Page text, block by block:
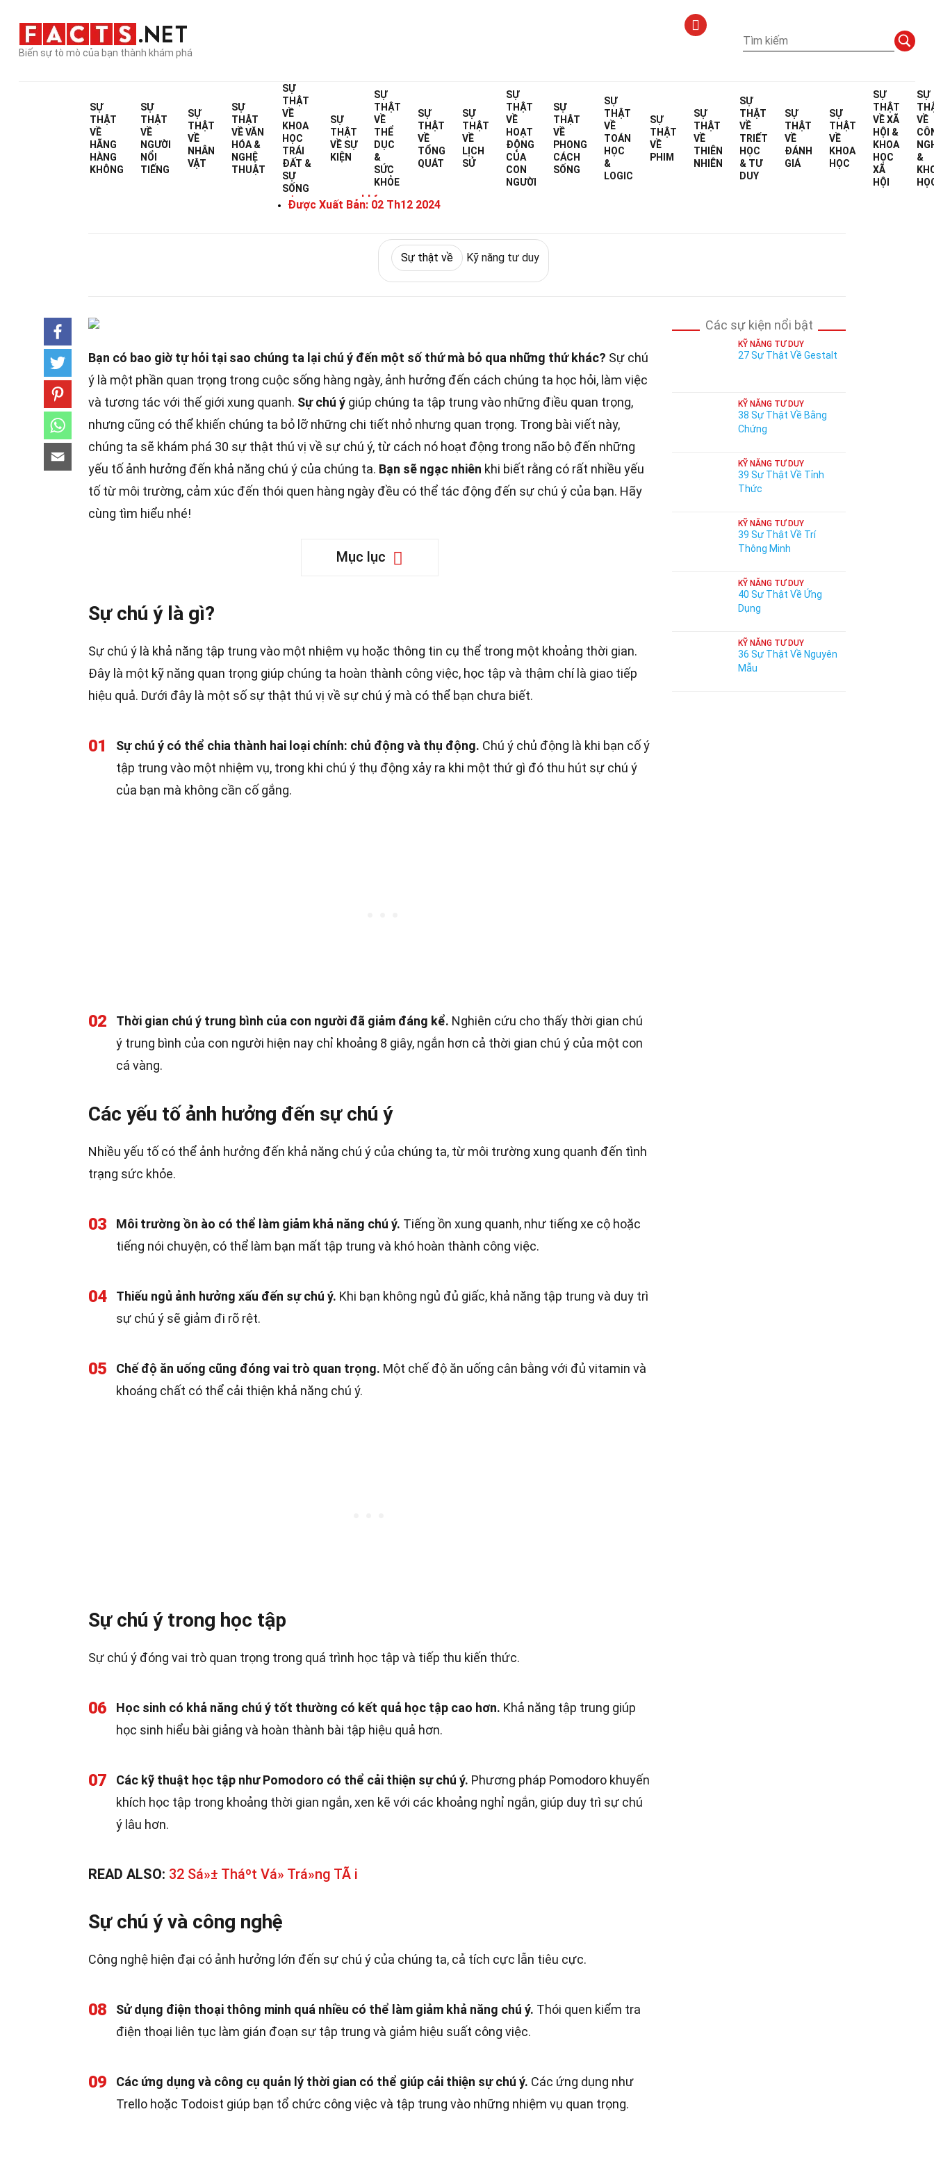
Biến sự tò mò của bạn thành khám phá
SỰ
THẬT
VỀ
HÃNG
HÀNG
KHÔNG
SỰ
THẬT
VỀ
NGƯỜI
NỔI
TIẾNG
SỰ
THẬT
VỀ
NHÂN
VẬT
SỰ
THẬT
VỀVĂN
HÓA &
NGHỆ
THUẬT
SỰ
THẬT
VỀ
KHOA
HỌC
TRÁI
ĐẤT &
SỰ
SỐNG
SỰ
THẬT
VỀ SỰ
KIỆN
SỰ
THẬT
VỀ
THỂ
DỤC
&
SỨC
KHỎE
SỰ
THẬT
VỀ
TỔNG
QUÁT
SỰ
THẬT
VỀ
LỊCH
SỬ
SỰ
THẬT
VỀ
HOẠT
ĐỘNG
CỦA
CON
NGƯỜI
SỰ
THẬT
VỀ
PHONG
CÁCH
SỐNG
SỰ
THẬT
VỀ
TOÁN
HỌC
&
LOGIC
SỰ
THẬT
VỀ
PHIM
SỰ
THẬT
VỀ
THIÊN
NHIÊN
SỰ
THẬT
VỀ
TRIẾT
HỌC
& TƯ
DUY
SỰ
THẬT
VỀ
ĐÁNH
GIÁ
SỰ
THẬT
VỀ
KHOA
HỌC
SỰ
THẬT
VỀXÃ
HỘI &
KHOA
HỌC
XÃ
HỘI
SỰ
VỀ
&
Sự thật về Sự thật về Kỹ năng tư duy
30 Sự Thật Về Sự Chú Ý
Được Viết Bởi:
Được Xuất Bản: 02 Th12 2024
Đã được chuyên gia xác minh Hướng dẫn biên tập
Sự thật về Kỹ năng tư duy
Bạn có bao giờ tự hỏi tại sao chúng ta lại chú ý đến một số thứ mà bỏ qua những thứ khác? Sự chú
ý là một phần quan trọng trong cuộc sống hàng ngày, ảnh hưởng đến cách chúng ta học hỏi, làm việc
và tương tác với thế giới xung quanh. Sự chú ý giúp chúng ta tập trung vào những điều quan trọng,
nhưng cũng có thể khiến chúng ta bỏ lỡ những chi tiết nhỏ nhưng quan trọng. Trong bài viết này,
chúng ta sẽ khám phá 30 sự thật thú vị về sự chú ý, từ cách nó hoạt động trong não bộ đến những
yếu tố ảnh hưởng đến khả năng chú ý của chúng ta. Bạn sẽ ngạc nhiên khi biết rằng có rất nhiều yếu
tố từ môi trường, cảm xúc đến thói quen hàng ngày đều có thể tác động đến sự chú ý của bạn. Hãy
cùng tìm hiểu nhé!
Mục lục
Sự chú ý là gì?
Sự chú ý là khả năng tập trung vào một nhiệm vụ hoặc thông tin cụ thể trong một khoảng thời gian.
Đây là một kỹ năng quan trọng giúp chúng ta hoàn thành công việc, học tập và thậm chí là giao tiếp
hiệu quả. Dưới đây là một số sự thật thú vị về sự chú ý mà có thể bạn chưa biết.
01 Sự chú ý có thể chia thành hai loại chính: chủ động và thụ động. Chú ý chủ động là khi bạn cố ý
tập trung vào một nhiệm vụ, trong khi chú ý thụ động xảy ra khi một thứ gì đó thu hút sự chú ý
của bạn mà không cần cố gắng.
02 Thời gian chú ý trung bình của con người đã giảm đáng kể. Nghiên cứu cho thấy thời gian chú
ý trung bình của con người hiện nay chỉ khoảng 8 giây, ngắn hơn cả thời gian chú ý của một con
cá vàng.
Các yếu tố ảnh hưởng đến sự chú ý
Nhiều yếu tố có thể ảnh hưởng đến khả năng chú ý của chúng ta, từ môi trường xung quanh đến tình
trạng sức khỏe.
03 Môi trường ồn ào có thể làm giảm khả năng chú ý. Tiếng ồn xung quanh, như tiếng xe cộ hoặc
tiếng nói chuyện, có thể làm bạn mất tập trung và khó hoàn thành công việc.
04 Thiếu ngủ ảnh hưởng xấu đến sự chú ý. Khi bạn không ngủ đủ giấc, khả năng tập trung và duy trì
sự chú ý sẽ giảm đi rõ rệt.
05 Chế độ ăn uống cũng đóng vai trò quan trọng. Một chế độ ăn uống cân bằng với đủ vitamin và
khoáng chất có thể cải thiện khả năng chú ý.
Sự chú ý trong học tập
Sự chú ý đóng vai trò quan trọng trong quá trình học tập và tiếp thu kiến thức.
06 Học sinh có khả năng chú ý tốt thường có kết quả học tập cao hơn. Khả năng tập trung giúp
học sinh hiểu bài giảng và hoàn thành bài tập hiệu quả hơn.
07 Các kỹ thuật học tập như Pomodoro có thể cải thiện sự chú ý. Phương pháp Pomodoro khuyến
khích học tập trong khoảng thời gian ngắn, xen kẽ với các khoảng nghỉ ngắn, giúp duy trì sự chú
ý lâu hơn.
READ ALSO: 32 Sá»± Tháº­t Vá» Trá»ng TÃ i
Sự chú ý và công nghệ
Công nghệ hiện đại có ảnh hưởng lớn đến sự chú ý của chúng ta, cả tích cực lẫn tiêu cực.
08 Sử dụng điện thoại thông minh quá nhiều có thể làm giảm khả năng chú ý. Thói quen kiểm tra
điện thoại liên tục làm gián đoạn sự tập trung và giảm hiệu suất công việc.
09 Các ứng dụng và công cụ quản lý thời gian có thể giúp cải thiện sự chú ý. Các ứng dụng như
Trello hoặc Todoist giúp bạn tổ chức công việc và tập trung vào những nhiệm vụ quan trọng.
Các sự kiện nổi bật
KỸ NĂNG TƯ DUY
27 Sự Thật Về Gestalt
KỸ NĂNG TƯ DUY
38 Sự Thật Về Bằng
Chứng
KỸ NĂNG TƯ DUY
39 Sự Thật Về Tỉnh
Thức
KỸ NĂNG TƯ DUY
39 Sự Thật Về Trí
Thông Minh
KỸ NĂNG TƯ DUY
40 Sự Thật Về Ứng
Dụng
KỸ NĂNG TƯ DUY
36 Sự Thật Về Nguyên
Mẫu